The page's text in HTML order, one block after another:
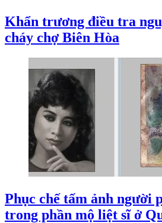
Khẩn trương điều tra
cháy chợ Biên Hòa
Phục chế tấm ảnh người
trong phần mộ liệt sĩ ở